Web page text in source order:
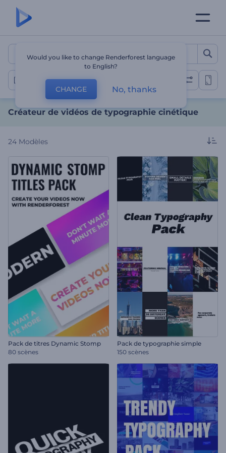
Créateur de vidéos de
Typographie
Créateur de vidéos de typographie cinétique
24 Modèles
Pack de titres Dynamic Stomp
80 scènes
Pack de typographie simple
150 scènes
Would you like to change Renderforest language
to English?
CHANGE No, thanks